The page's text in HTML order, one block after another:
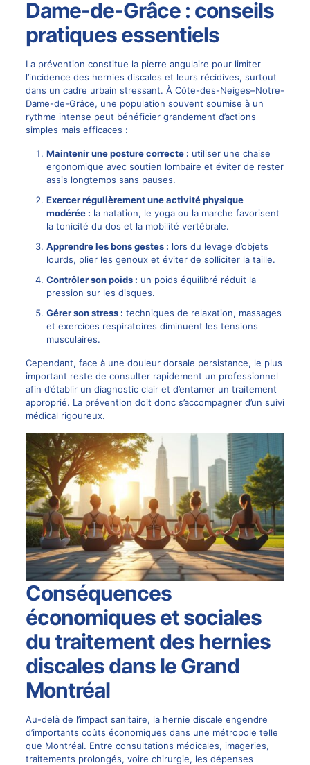
Dame-de-Grâce : conseils
pratiques essentiels
La prévention constitue la pierre angulaire pour limiter
l’incidence des hernies discales et leurs récidives, surtout
dans un cadre urbain stressant. À Côte-des-Neiges–Notre-
Dame-de-Grâce, une population souvent soumise à un
rythme intense peut bénéficier grandement d’actions
simples mais efficaces :
Maintenir une posture correcte : utiliser une chaise
ergonomique avec soutien lombaire et éviter de rester
assis longtemps sans pauses.
Exercer régulièrement une activité physique
modérée : la natation, le yoga ou la marche favorisent
la tonicité du dos et la mobilité vertébrale.
Apprendre les bons gestes : lors du levage d’objets
lourds, plier les genoux et éviter de solliciter la taille.
Contrôler son poids : un poids équilibré réduit la
pression sur les disques.
Gérer son stress : techniques de relaxation, massages
et exercices respiratoires diminuent les tensions
musculaires.
Cependant, face à une douleur dorsale persistance, le plus
important reste de consulter rapidement un professionnel
afin d’établir un diagnostic clair et d’entamer un traitement
approprié. La prévention doit donc s’accompagner d’un suivi
médical rigoureux.
Conséquences
économiques et sociales
du traitement des hernies
discales dans le Grand
Montréal
Au-delà de l’impact sanitaire, la hernie discale engendre
d’importants coûts économiques dans une métropole telle
que Montréal. Entre consultations médicales, imageries,
traitements prolongés, voire chirurgie, les dépenses